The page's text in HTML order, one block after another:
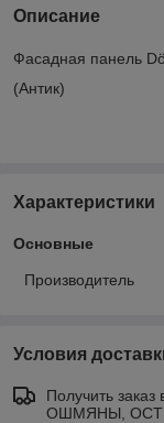
Описание
Фасадная панель
(Антик)
Характеристики
Основные
Производитель
Условия
Получить
ОШМЯНЫ,